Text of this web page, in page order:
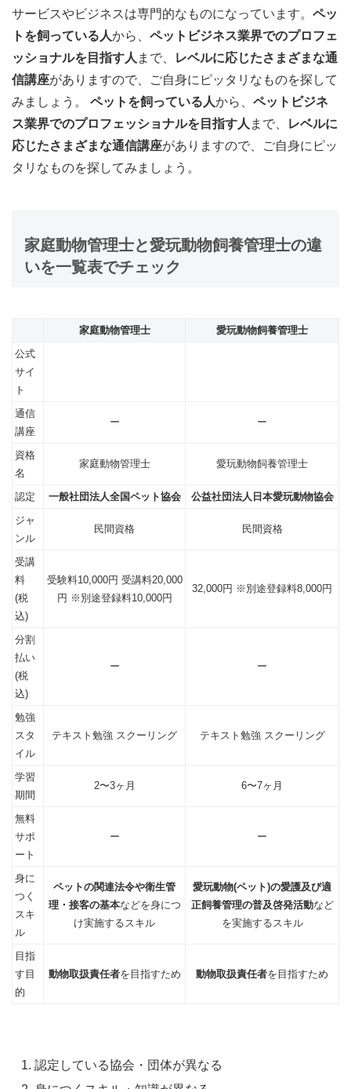
サービスやビジネスは専門的なものになっています。 ペッ
トを飼っている人から、 ペットビジネス業界でのプロフェ
ッショナルを目指す人 まで、
レベルに応じたさまざまな通
信講座がありますので、ご自身にピッタリなものを探して
みましょう。 ペットを飼っている人から、 ペットビジネ
ス業界でのプロフェッショナルを目指す人 まで、
レベルに
応じたさまざまな通信講座がありますので、ご自身にピッ
タリなものを探してみましょう。
家庭動物管理士と愛玩動物飼養管理士の違
いを一覧表でチェック
家庭動物管理士
愛玩動物飼養管理士
公式
サイ
ト
通信
講座
ー ー
資格
名
家庭動物管理士 愛玩動物飼養管理士
認定 一般社団法人全国ペット協会
公益社団法人日本愛玩動物協会
ジャ
ンル
民間資格 民間資格
受講
料
(税
込)
受験料10,000円 受講料20,000
円 ※別途登録料10,000円
32,000円 ※別途登録料8,000円
分割
払い
(税
込)
ー ー
勉強
スタ
イル
テキスト勉強 スクーリング テキスト勉強 スクーリング
学習
期間
2〜3ヶ月 6〜7ヶ月
無料
サポ
ート
ー ー
身に
つく
スキ
ル
ペットの関連法令や衛生管
理・接客の基本などを身につ
け実施するスキル
愛玩動物(ペット)の愛護及び適
正飼養管理の普及啓発活動など
を実施するスキル
目指
す目
的
動物取扱責任者を目指すため 動物取扱責任者を目指すため
認定している協会・団体が異なる